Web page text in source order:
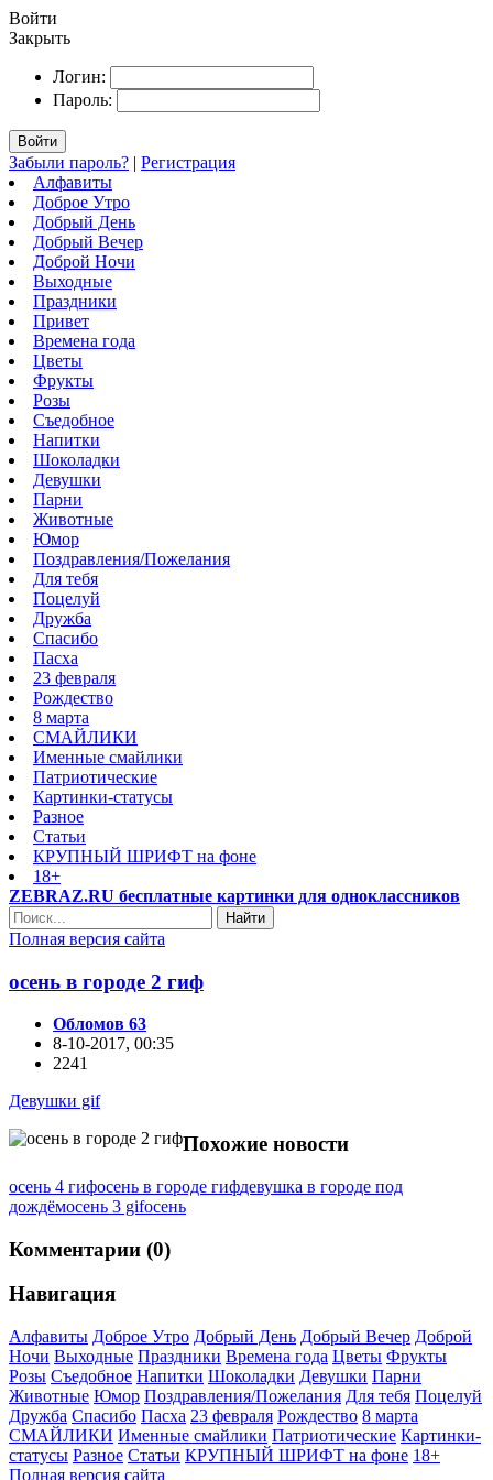
Войти
Закрыть
Логин:
Пароль:
Войти
Забыли пароль? | Регистрация
Алфавиты
Доброе Утро
Добрый День
Добрый Вечер
Доброй Ночи
Выходные
Праздники
Привет
Времена года
Цветы
Фрукты
Розы
Съедобное
Напитки
Шоколадки
Девушки
Парни
Животные
Юмор
Поздравления/Пожелания
Для тебя
Поцелуй
Дружба
Спасибо
Пасха
23 февраля
Рождество
8 марта
СМАЙЛИКИ
Именные смайлики
Патриотические
Картинки-статусы
Разное
Cтатьи
КРУПНЫЙ ШРИФТ на фоне
18+
ZEBRAZ.RU бесплатные картинки для одноклассников
Найти
Полная версия сайта
осень в городе 2 гиф
Обломов 63
8-10-2017, 00:35
2241
Девушки gif
Похожие новости
осень 4 гифосень в городе гифдевушка в городе под
дождёмосень 3 gifосень
Комментарии (0)
Навигация
Алфавиты Доброе Утро Добрый День Добрый Вечер Доброй
Ночи Выходные Праздники Времена года Цветы Фрукты
Розы Съедобное Напитки Шоколадки Девушки Парни
Животные Юмор Поздравления/Пожелания Для тебя Поцелуй
Дружба Спасибо Пасха 23 февраля Рождество 8 марта
СМАЙЛИКИ Именные смайлики Патриотические Картинки-
статусы Разное Cтатьи КРУПНЫЙ ШРИФТ на фоне 18+
Полная версия сайта